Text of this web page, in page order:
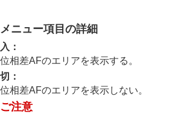
フォーカススタンダード
フォーカスエリア登録機能
フォーカス位置の循環（静止画
メニュー項目の詳細
入 ：
位相差AFのエリアを表示する。
切 ：
位相差AFのエリアを表示しない。
ご注意